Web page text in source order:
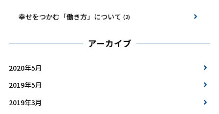
幸せをつかむ「働き方」について (2)
アーカイブ
2020年5月
2019年5月
2019年3月